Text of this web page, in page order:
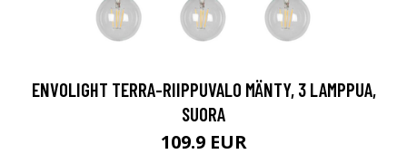
ENVOLIGHT TERRA-RIIPPUVALO MÄNTY, 3 LAMPPUA,
SUORA
109.9 EUR